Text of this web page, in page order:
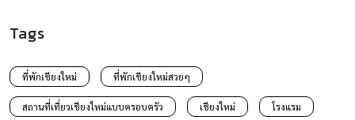
Tags
ที่พักเชียงใหม่ ที่พักเชียงใหม่สวยๆ
สถานที่เที่ยวเชียงใหม่แบบครอบครัว เชียงใหม่ โรงแรม